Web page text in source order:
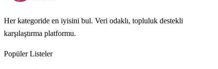
Her kategoride en iyisini bul. Veri odaklı, topluluk destekli
karşılaştırma platformu.
Popüler Listeler